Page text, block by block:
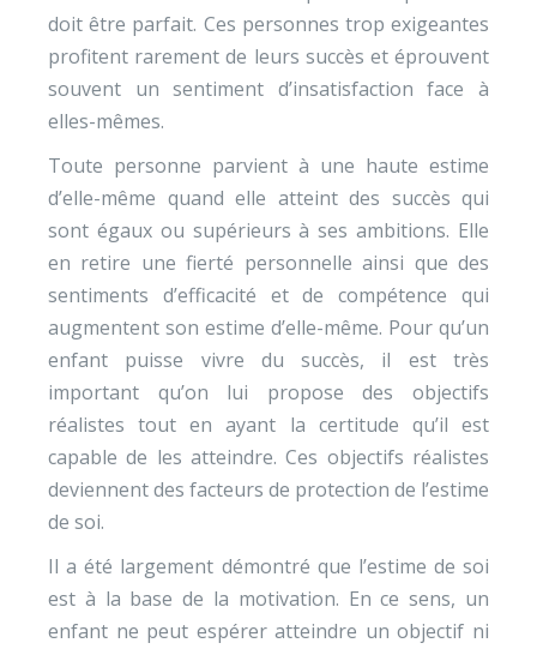
doit être parfait. Ces personnes trop exigeantes
profitent rarement de leurs succès et éprouvent
souvent un sentiment d’insatisfaction face à
elles-mêmes.
Toute personne parvient à une haute estime
d’elle-même quand elle atteint des succès qui
sont égaux ou supérieurs à ses ambitions. Elle
en retire une fierté personnelle ainsi que des
sentiments d’efficacité et de compétence qui
augmentent son estime d’elle-même. Pour qu’un
enfant puisse vivre du succès, il est très
important qu’on lui propose des objectifs
réalistes tout en ayant la certitude qu’il est
capable de les atteindre. Ces objectifs réalistes
deviennent des facteurs de protection de l’estime
de soi.
Il a été largement démontré que l’estime de soi
est à la base de la motivation. En ce sens, un
enfant ne peut espérer atteindre un objectif ni